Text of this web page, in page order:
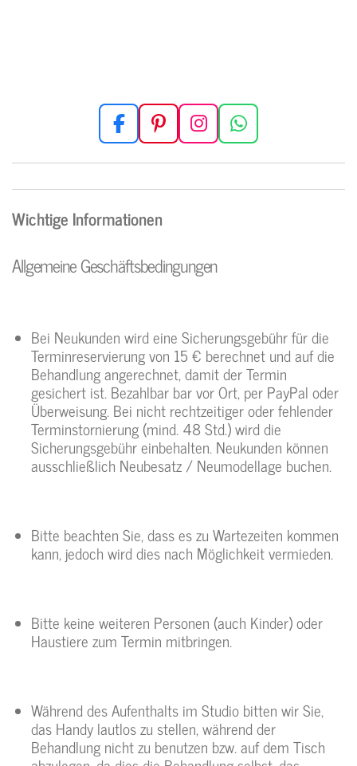
F
a
c
e
b
o
k
P
i
n
t
r
s
I
n
s
t
a
m
W
h
a
t
Wichtige Informationen
Allgemeine Geschäftsbedingungen
Bei Neukunden wird eine Sicherungsgebühr für die
Terminreservierung von 15 € berechnet und auf die
Behandlung angerechnet, damit der Termin
gesichert ist. Bezahlbar bar vor Ort, per PayPal oder
Überweisung. Bei nicht rechtzeitiger oder fehlender
Terminstornierung (mind. 48 Std.) wird die
Sicherungsgebühr einbehalten. Neukunden können
ausschließlich Neubesatz / Neumodellage buchen.
Bitte beachten Sie, dass es zu Wartezeiten kommen
kann, jedoch wird dies nach Möglichkeit vermieden.
Bitte keine weiteren Personen (auch Kinder) oder
Haustiere zum Termin mitbringen.
Während des Aufenthalts im Studio bitten wir Sie,
das Handy lautlos zu stellen, während der
Behandlung nicht zu benutzen bzw. auf dem Tisch